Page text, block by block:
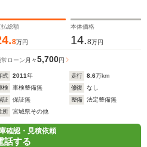
払総額
8万円
本体価格
14.8万円
常ローン 月々5,700円
式 2011年 走行 8.6万km
検
車検整備無 修復
なし
証
保証無 整備
法定整備無
所
宮城県その他
確認・見積依頼
話する